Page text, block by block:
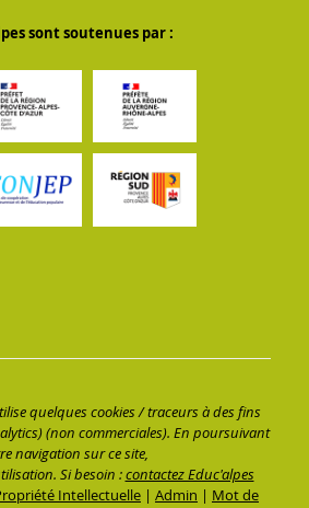
sont soutenues par :
quelques cookies / traceurs à des fins
(non commerciales). En poursuivant
navigation sur ce site,
Si besoin :contactez Educ'alpes
Intellectuelle | Admin | Mot de